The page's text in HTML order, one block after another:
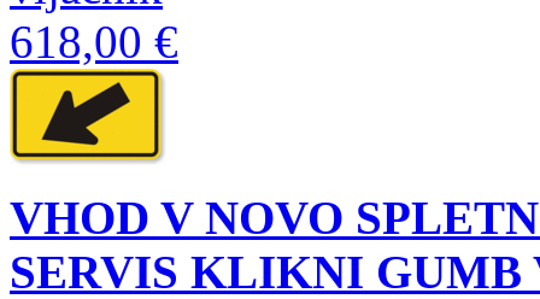
618,00 €
VHOD V NOVO
SERVIS KLIKNI GUMB